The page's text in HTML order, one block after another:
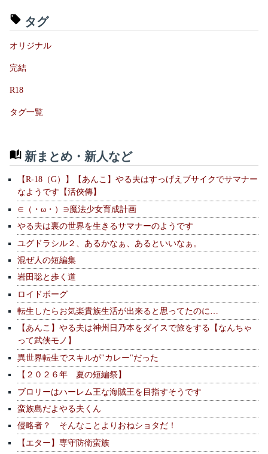
タグ
オリジナル
完結
R18
タグ一覧
新まとめ・新人など
【R-18（G）】【あんこ】やる夫はすっげえブサイクでサマナー
なようです【活俠傳】
∈（・ω・）∋魔法少女育成計画
やる夫は裏の世界を生きるサマナーのようです
ユグドラシル２、あるかなぁ、あるといいなぁ。
混ぜ人の短編集
岩田聡と歩く道
ロイドボーグ
転生したらお気楽貴族生活が出来ると思ってたのに…
【あんこ】やる夫は神州日乃本をダイスで旅をする【なんちゃ
って武侠モノ】
異世界転生でスキルが"カレー"だった
【２０２６年 夏の短編祭】
ブロリーはハーレム王な海賊王を目指すそうです
蛮族島だよやる夫くん
侵略者？ そんなことよりおねショタだ！
【エター】専守防衛蛮族